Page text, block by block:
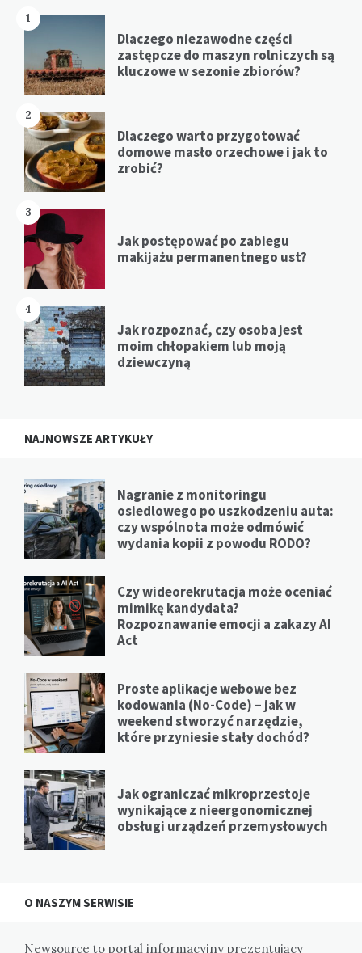
1
Dlaczego niezawodne części
zastępcze do maszyn rolniczych są
kluczowe w sezonie zbiorów?
2
Dlaczego warto przygotować
domowe masło orzechowe i jak to
zrobić?
3
Jak postępować po zabiegu
makijażu permanentnego ust?
4
Jak rozpoznać, czy osoba jest
moim chłopakiem lub moją
dziewczyną
NAJNOWSZE ARTYKUŁY
Nagranie z monitoringu
osiedlowego po uszkodzeniu auta:
czy wspólnota może odmówić
wydania kopii z powodu RODO?
Czy wideorekrutacja może oceniać
mimikę kandydata?
Rozpoznawanie emocji a zakazy AI
Act
Proste aplikacje webowe bez
kodowania (No-Code) – jak w
weekend stworzyć narzędzie,
które przyniesie stały dochód?
Jak ograniczać mikroprzestoje
wynikające z nieergonomicznej
obsługi urządzeń przemysłowych
O NASZYM SERWISIE
Newsource to portal informacyjny prezentujący